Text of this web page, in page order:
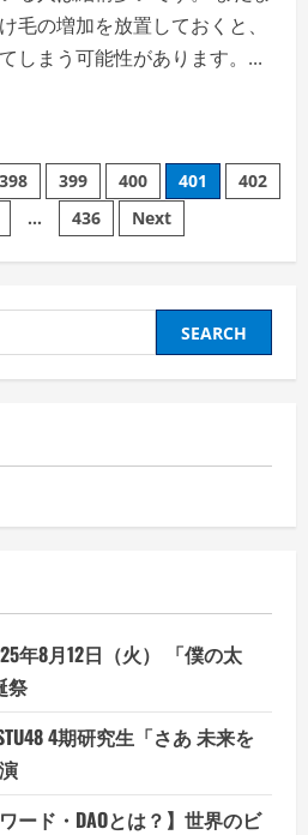
毛の増加を放置しておくと、
しまう可能性があります。...
398 399 400 401
402
… 436 Next
年8月12日（火） 「僕の太
祭
4期研究生「さあ 未来を
ード・DAOとは？】世界のビ